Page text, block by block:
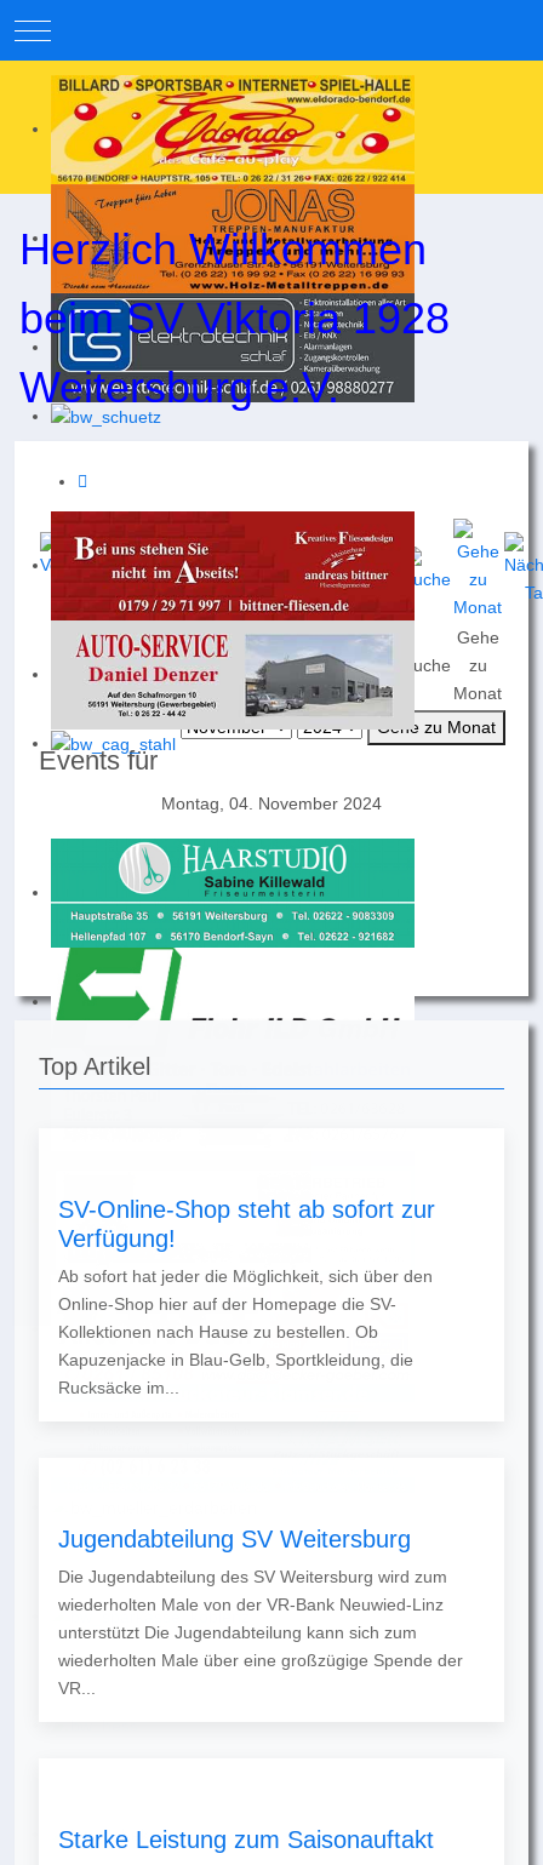
Mobile Menu Toggle
Herzlich Willkommen
beim SV Viktoria 1928
Weitersburg e.V.
Nach
Jahr
Nach
Monat
Nach
Woche
Heute Suche
Gehe
zu
Monat
Gehe zu Monat
Events für
Montag, 04. November 2024
Keine Termine
Top Artikel
SV-Online-Shop steht ab sofort zur
Verfügung!
Ab sofort hat jeder die Möglichkeit, sich über den
Online-Shop hier auf der Homepage die SV-
Kollektionen nach Hause zu bestellen. Ob
Kapuzenjacke in Blau-Gelb, Sportkleidung, die
Rucksäcke im...
Jugendabteilung SV Weitersburg
Die Jugendabteilung des SV Weitersburg wird zum
wiederholten Male von der VR-Bank Neuwied-Linz
unterstützt Die Jugendabteilung kann sich zum
wiederholten Male über eine großzügige Spende der
VR...
Starke Leistung zum Saisonauftakt